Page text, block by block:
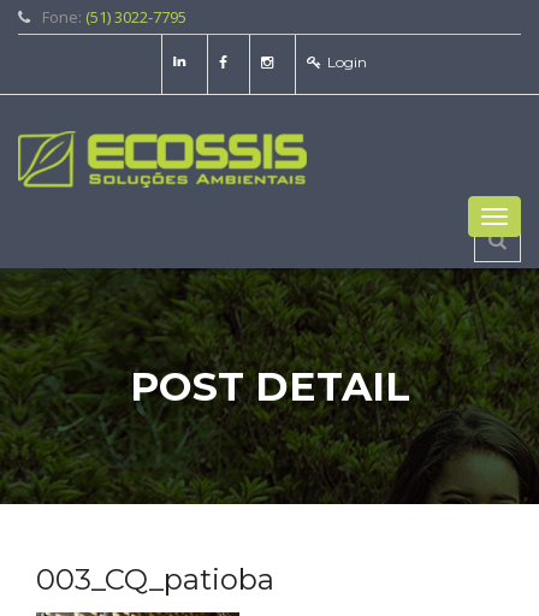
Fone: (51) 3022-7795
Login
POST DETAIL
003_CQ_patioba